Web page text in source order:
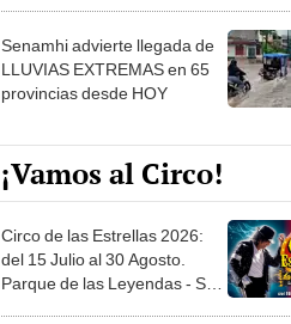
Senamhi advierte llegada de
LLUVIAS EXTREMAS en 65
provincias desde HOY
¡Vamos al Circo!
Circo de las Estrellas 2026:
del 15 Julio al 30 Agosto.
Parque de las Leyendas - San